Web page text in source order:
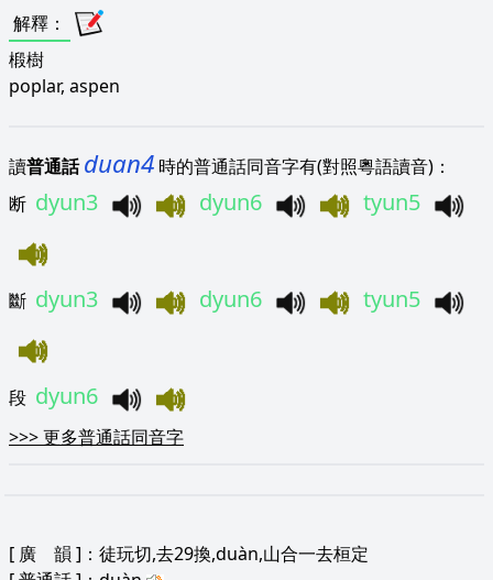
解釋 ：
椴樹
poplar, aspen
讀普通話 duan4 時的普通話同音字有(對照粵語讀音)：
断 dyun3 dyun6 tyun5
斷 dyun3 dyun6 tyun5
段 dyun6
>>>更多普通話同音字
[ 廣 韻 ]：徒玩切,去29換,duàn,山合一去桓定